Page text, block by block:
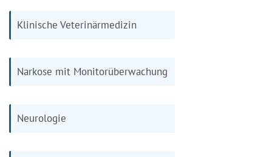
Klinische Veterinärmedizin
Narkose mit Monitorüberwachung
Neurologie